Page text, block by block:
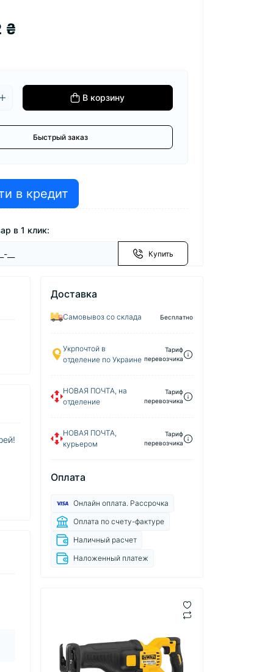
₴
В корзину
Быстрый заказ
в кредит
в 1 клик:
Купить
Доставка
Самовывоз со склада Бесплатно
Укрпочтой в
отделение по Украине
Тариф
перевозчика
НОВАЯ ПОЧТА, на
отделение
Тариф
перевозчика
НОВАЯ ПОЧТА,
курьером
Тариф
перевозчика
Оплата
Онлайн оплата. Рассрочка
Оплата по счету-фактуре
Наличный расчет
Наложенный платеж